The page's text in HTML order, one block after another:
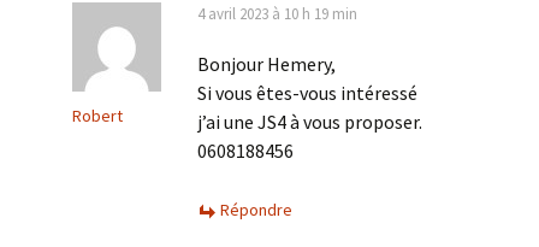
Robert
4 avril 2023 à 10 h 19 min
Bonjour Hemery,
Si vous êtes-vous intéressé
j’ai une JS4 à vous proposer.
0608188456
Répondre